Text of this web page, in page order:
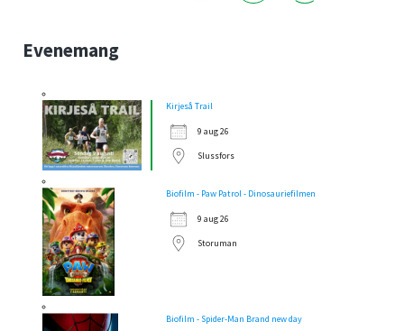
Evenemang
Kirjeså Trail
9 aug 26
Slussfors
Biofilm - Paw Patrol - Dinosauriefilmen
9 aug 26
Storuman
Biofilm - Spider-Man Brand new day